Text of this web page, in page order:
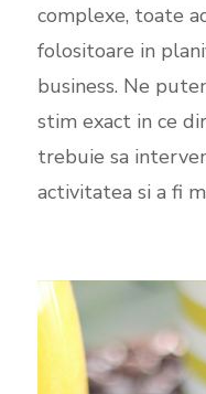
complexe, toate
folositoare in
business. Ne
stim exact in ce
trebuie sa
activitatea si a fi